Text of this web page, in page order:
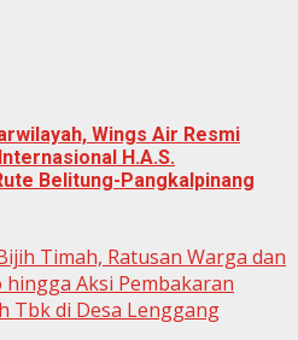
Wings Air Resmi
H.A.S.
Belitung-Pangkalpinang
Timah, Ratusan Warga dan
Aksi Pembakaran
Tbk di Desa Lenggang